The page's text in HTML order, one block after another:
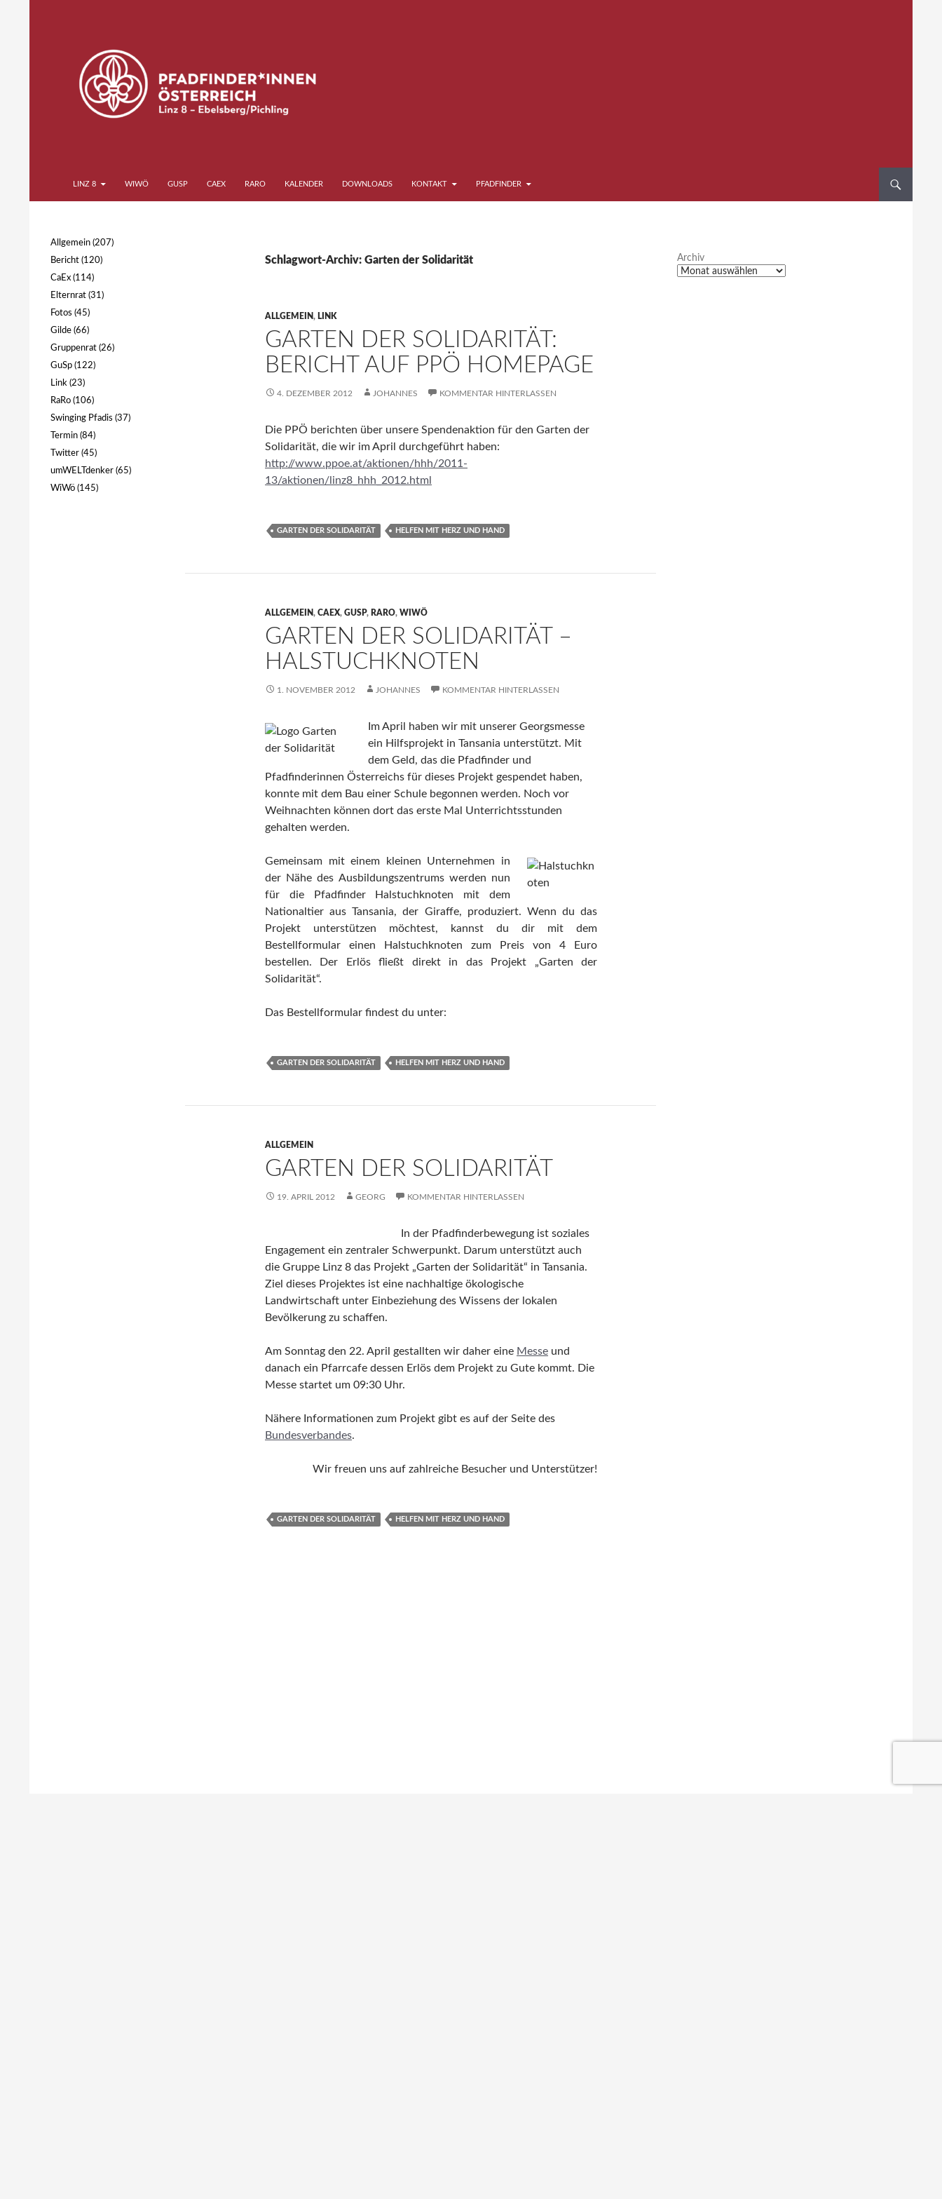
Pfadfinder*innen Linz 8
LINZ 8 WIWÖ GUSP CAEX RARO KALENDER DOWNLOADS KONTAKT PFADFINDER
Schlagwort-Archiv: Garten der Solidarität
ALLGEMEIN, LINK
GARTEN DER SOLIDARITÄT:
BERICHT AUF PPÖ HOMEPAGE
4. DEZEMBER 2012 JOHANNES KOMMENTAR HINTERLASSEN
Die PPÖ berichten über unsere Spendenaktion für den Garten der
Solidarität, die wir im April durchgeführt haben:
http://www.ppoe.at/aktionen/hhh/2011-
13/aktionen/linz8_hhh_2012.html
GARTEN DER SOLIDARITÄT HELFEN MIT HERZ UND HAND
ALLGEMEIN, CAEX, GUSP, RARO, WIWÖ
GARTEN DER SOLIDARITÄT –
HALSTUCHKNOTEN
1. NOVEMBER 2012 JOHANNES KOMMENTAR HINTERLASSEN
Im April haben wir mit unserer Georgsmesse
ein Hilfsprojekt in Tansania unterstützt. Mit
dem Geld, das die Pfadfinder und
Pfadfinderinnen Österreichs für dieses Projekt gespendet haben,
konnte mit dem Bau einer Schule begonnen werden. Noch vor
Weihnachten können dort das erste Mal Unterrichtsstunden
gehalten werden.
Gemeinsam mit einem kleinen Unternehmen in
der Nähe des Ausbildungszentrums werden nun
für die Pfadfinder Halstuchknoten mit dem
Nationaltier aus Tansania, der Giraffe, produziert. Wenn du das
Projekt unterstützen möchtest, kannst du dir mit dem
Bestellformular einen Halstuchknoten zum Preis von 4 Euro
bestellen. Der Erlös fließt direkt in das Projekt „Garten der
Solidarität“.
Das Bestellformular findest du unter:
GARTEN DER SOLIDARITÄT HELFEN MIT HERZ UND HAND
ALLGEMEIN
GARTEN DER SOLIDARITÄT
19. APRIL 2012 GEORG KOMMENTAR HINTERLASSEN
In der Pfadfinderbewegung ist soziales
Engagement ein zentraler Schwerpunkt. Darum unterstützt auch
die Gruppe Linz 8 das Projekt „Garten der Solidarität“ in Tansania.
Ziel dieses Projektes ist eine nachhaltige ökologische
Landwirtschaft unter Einbeziehung des Wissens der lokalen
Bevölkerung zu schaffen.
Am Sonntag den 22. April gestallten wir daher eine Messe und
danach ein Pfarrcafe dessen Erlös dem Projekt zu Gute kommt. Die
Messe startet um 09:30 Uhr.
Nähere Informationen zum Projekt gibt es auf der Seite des
Bundesverbandes.
Wir freuen uns auf zahlreiche Besucher und Unterstützer!
GARTEN DER SOLIDARITÄT HELFEN MIT HERZ UND HAND
Archiv
Ebelsberg Pichling
Allgemein (207)
Bericht (120)
CaEx (114)
Elternrat (31)
Fotos (45)
Gilde (66)
Gruppenrat (26)
GuSp (122)
Link (23)
RaRo (106)
Swinging Pfadis (37)
Termin (84)
Twitter (45)
umWELTdenker (65)
WiWö (145)